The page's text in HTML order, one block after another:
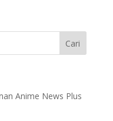
Anime News Plus